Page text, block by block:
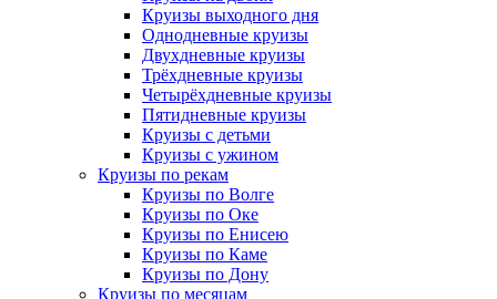
Круизы выходного дня
Однодневные круизы
Двухдневные круизы
Трёхдневные круизы
Четырёхдневные круизы
Пятидневные круизы
Круизы с детьми
Круизы с ужином
Круизы по рекам
Круизы по Волге
Круизы по Оке
Круизы по Енисею
Круизы по Каме
Круизы по Дону
Круизы по месяцам